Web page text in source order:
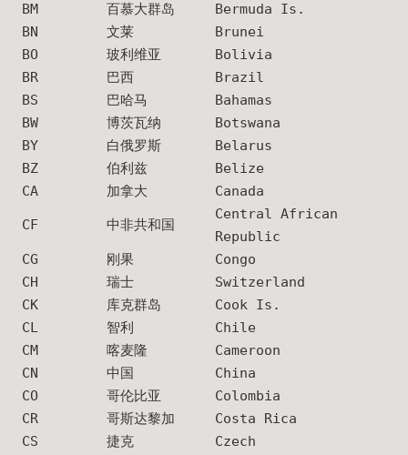
BM
百慕大群岛
Bermuda Is.
BN
文莱
Brunei
BO
玻利维亚
Bolivia
BR
巴西
Brazil
BS
巴哈马
Bahamas
BW
博茨瓦纳
Botswana
BY
白俄罗斯
Belarus
BZ
伯利兹
Belize
CA
加拿大 Canada
CF 中非共和国
Central African
Republic
CG
刚果
Congo
CH
瑞士
Switzerland
CK
库克群岛
Cook Is.
CL
智利
Chile
CM
喀麦隆
Cameroon
CN
中国
China
CO
哥伦比亚
Colombia
CR
哥斯达黎加
Costa Rica
CS
捷克
Czech